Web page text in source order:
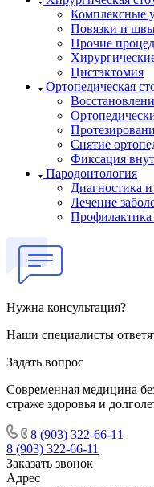
Комплексные
Повязки и
Прочие
Цистэктомия
Ортопедическая
Снятие
Фиксация
Пародонтология
Диагностика
Лечение
Профилактика
Нужна консультация?
Наши специалисты
Задать вопрос
Современная медицина
страже здоровья и
8 (903) 322-66-11
8 (903) 322-66-11
Заказать звонок
Адрес